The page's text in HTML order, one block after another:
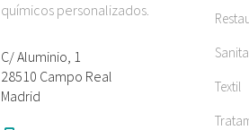
químicos personalizados.
C/ Aluminio, 1
28510 Campo Real
Madrid
Textil